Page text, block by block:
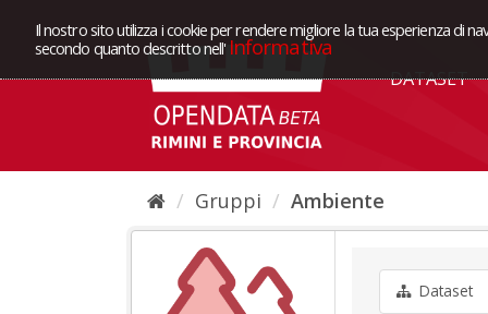
Il nostro sito utilizza i cookie per rendere migliore la tua esperienza di
secondo quanto descritto nell' Informativa
DATASET
Gruppi Ambiente
Dataset